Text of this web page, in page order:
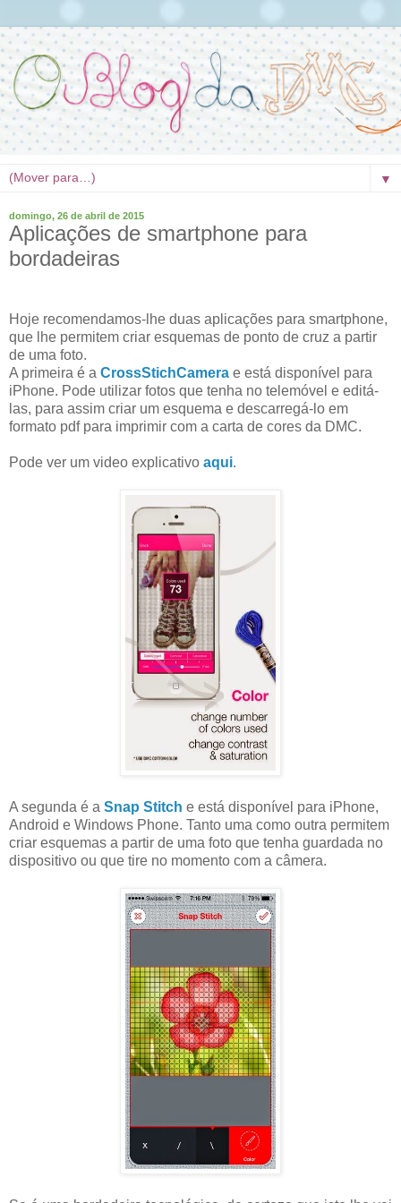
▼
domingo, 26 de abril de 2015
Aplicações de smartphone para
bordadeiras
Hoje recomendamos-lhe duas aplicações para smartphone,
que lhe permitem criar esquemas de ponto de cruz a partir
de uma foto.
A primeira é a CrossStichCamera e está disponível para
iPhone. Pode utilizar fotos que tenha no telemóvel e editá-
las, para assim criar um esquema e descarregá-lo em
formato pdf para imprimir com a carta de cores da DMC.
Pode ver um video explicativo aqui.
A segunda é a Snap Stitch e está disponível para iPhone,
Android e Windows Phone. Tanto uma como outra permitem
criar esquemas a partir de uma foto que tenha guardada no
dispositivo ou que tire no momento com a câmera.